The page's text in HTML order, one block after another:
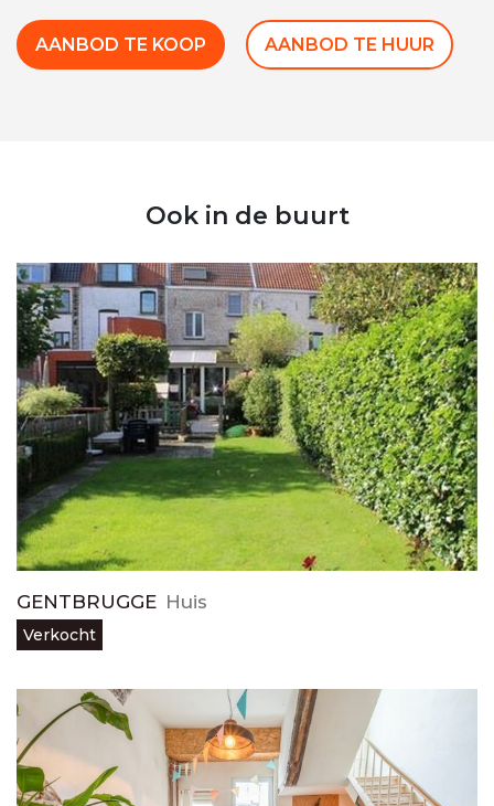
AANBOD TE KOOP AANBOD TE HUUR
Ook in de buurt
GENTBRUGGE Huis
Verkocht